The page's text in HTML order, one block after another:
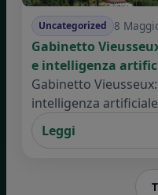
Uncategorized 8
Gabinetto
e intelligenza
Gabinetto
intelligenza
Leggi